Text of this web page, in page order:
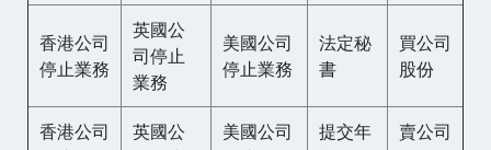
香港公司
停止業務
英國公
司停止
業務
美國公司
停止業務
法定秘
書
買公司
股份
香港公司
英國公
美國公司
提交年
賣公司